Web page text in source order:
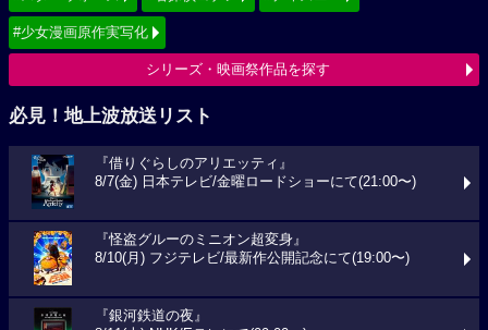
#少女漫画原作実写化
シリーズ・映画祭作品を探す
必見！地上波放送リスト
『借りぐらしのアリエッティ』
8/7(金) 日本テレビ/金曜ロードショーにて(21:00〜)
『怪盗グルーのミニオン超変身』
8/10(月) フジテレビ/最新作公開記念にて(19:00〜)
『銀河鉄道の夜』